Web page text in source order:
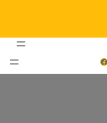
Facebook